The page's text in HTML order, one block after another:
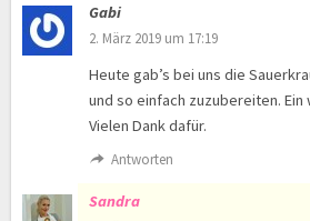
Gabi
2. März 2019 um 17:19
Heute gab’s bei uns die
und so einfach zuzubereiten.
Vielen Dank dafür.
Antworten
Sandra